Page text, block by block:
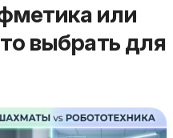
или
выбрать для